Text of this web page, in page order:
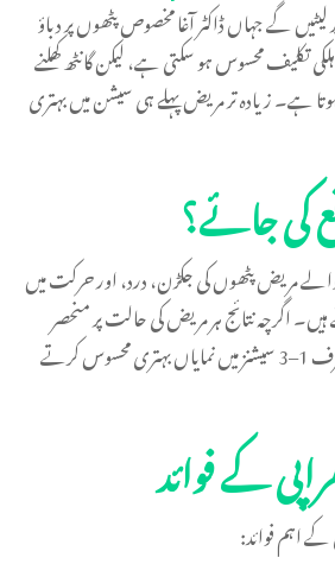
لیٹیں گے جہاں ڈاکٹر آغا مخصوص پٹھوں پر دباؤ
تکلیف محسوس ہو سکتی ہے، لیکن گانٹھ کھلنے
ہے۔ زیادہ تر مریض پہلے ہی سیشن میں بہتری
کی جائے؟
مریض پٹھوں کی جکڑن، درد، اور حرکت میں
اگرچہ نتائج ہر مریض کی حالت پر منحصر
ہوتے ہیں، لیکن اکثر افراد صرف 1–3 سیشنز میں نمایاں بہتری محسوس کرتے
کے فوائد
کے اہم فوائد: